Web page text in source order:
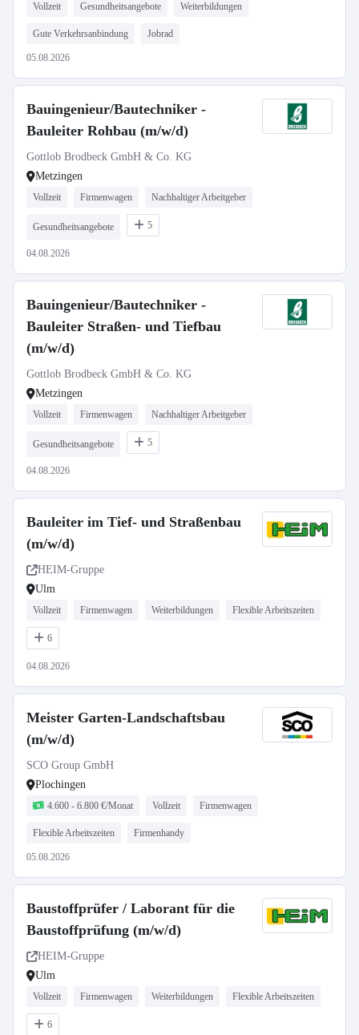
Vollzeit Gesundheitsangebote Weiterbildungen
Gute Verkehrsanbindung Jobrad
05.08.2026
Bauingenieur/Bautechniker -
Bauleiter Rohbau (m/w/d)
Gottlob Brodbeck GmbH & Co. KG
Metzingen
Vollzeit Firmenwagen Nachhaltiger Arbeitgeber
Gesundheitsangebote 5
04.08.2026
Bauingenieur/Bautechniker -
Bauleiter Straßen- und Tiefbau
(m/w/d)
Gottlob Brodbeck GmbH & Co. KG
Metzingen
Vollzeit Firmenwagen Nachhaltiger Arbeitgeber
Gesundheitsangebote 5
04.08.2026
Bauleiter im Tief- und Straßenbau
(m/w/d)
HEIM-Gruppe
Ulm
Vollzeit Firmenwagen Weiterbildungen Flexible Arbeitszeiten
6
04.08.2026
Meister Garten-Landschaftsbau
(m/w/d)
SCO Group GmbH
Plochingen
4.600 - 6.800 €/Monat Vollzeit Firmenwagen
Flexible Arbeitszeiten Firmenhandy
05.08.2026
Baustoffprüfer / Laborant für die
Baustoffprüfung (m/w/d)
HEIM-Gruppe
Ulm
Vollzeit Firmenwagen Weiterbildungen Flexible Arbeitszeiten
6